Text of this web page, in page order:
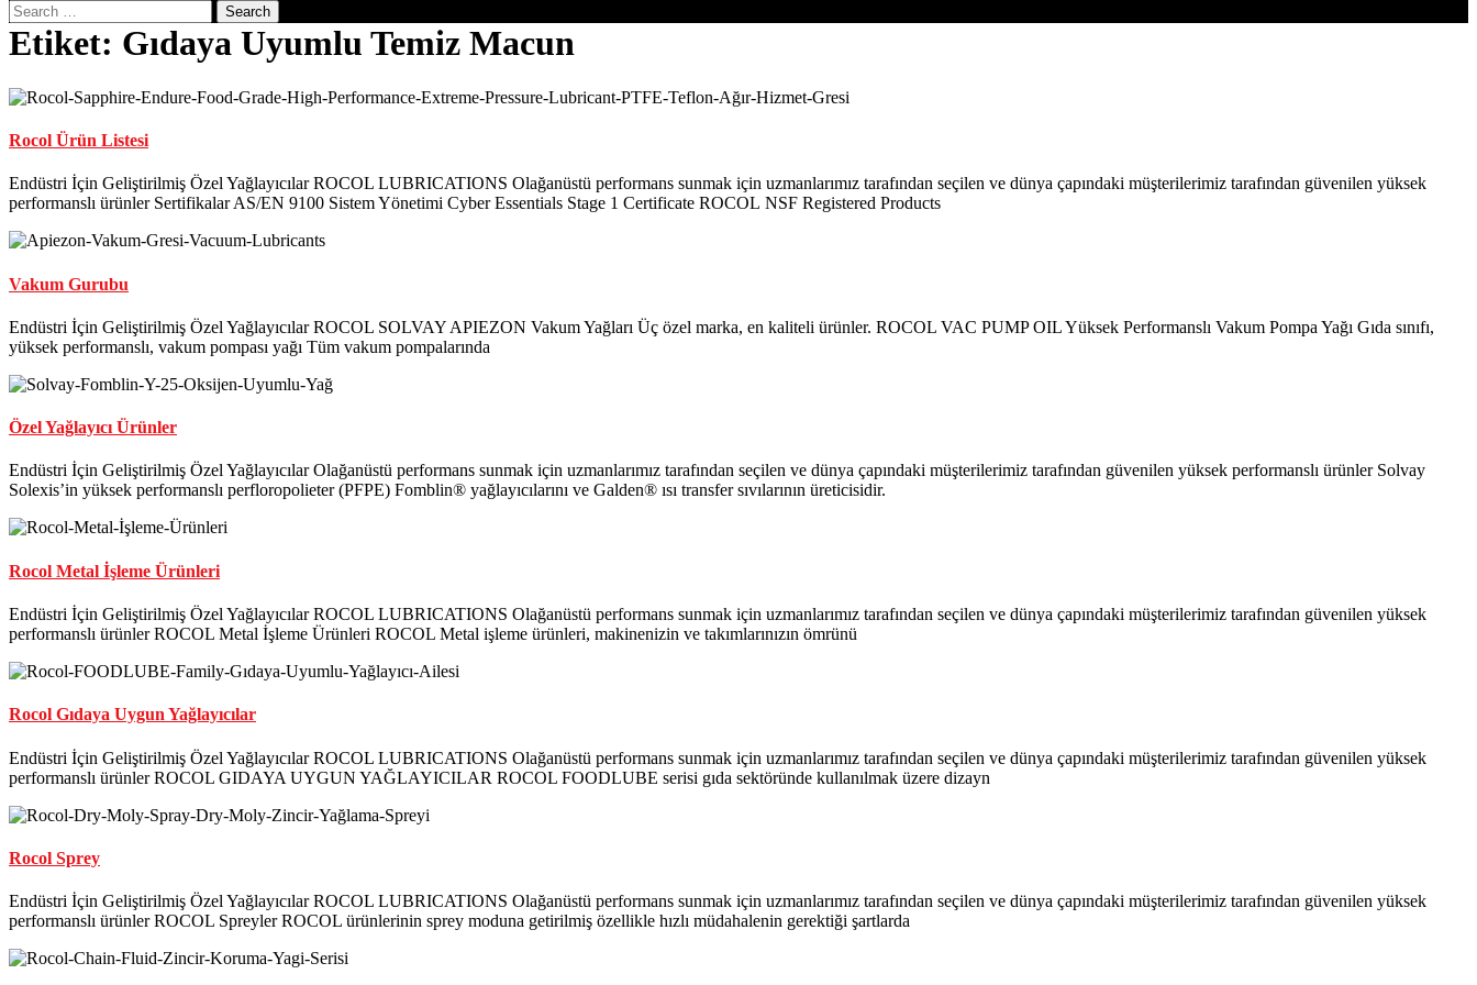
Close
Button
Search
Etiket: Gıdaya Uyumlu Temiz Macun
Rocol Ürün Listesi
Endüstri İçin Geliştirilmiş Özel Yağlayıcılar ROCOL LUBRICATIONS Olağanüstü performans sunmak için uzmanlarımız tarafından seçilen ve dünya çapındaki müşterilerimiz tarafından güvenilen yüksek
performanslı ürünler Sertifikalar AS/EN 9100 Sistem Yönetimi Cyber Essentials Stage 1 Certificate ROCOL NSF Registered Products
Vakum Gurubu
Endüstri İçin Geliştirilmiş Özel Yağlayıcılar ROCOL SOLVAY APIEZON Vakum Yağları Üç özel marka, en kaliteli ürünler. ROCOL VAC PUMP OIL Yüksek Performanslı Vakum Pompa Yağı Gıda sınıfı,
yüksek performanslı, vakum pompası yağı Tüm vakum pompalarında
Özel Yağlayıcı Ürünler
Endüstri İçin Geliştirilmiş Özel Yağlayıcılar Olağanüstü performans sunmak için uzmanlarımız tarafından seçilen ve dünya çapındaki müşterilerimiz tarafından güvenilen yüksek performanslı ürünler Solvay
Solexis’in yüksek performanslı perfloropolieter (PFPE) Fomblin® yağlayıcılarını ve Galden® ısı transfer sıvılarının üreticisidir.
Rocol Metal İşleme Ürünleri
Endüstri İçin Geliştirilmiş Özel Yağlayıcılar ROCOL LUBRICATIONS Olağanüstü performans sunmak için uzmanlarımız tarafından seçilen ve dünya çapındaki müşterilerimiz tarafından güvenilen yüksek
performanslı ürünler ROCOL Metal İşleme Ürünleri ROCOL Metal işleme ürünleri, makinenizin ve takımlarınızın ömrünü
Rocol Gıdaya Uygun Yağlayıcılar
Endüstri İçin Geliştirilmiş Özel Yağlayıcılar ROCOL LUBRICATIONS Olağanüstü performans sunmak için uzmanlarımız tarafından seçilen ve dünya çapındaki müşterilerimiz tarafından güvenilen yüksek
performanslı ürünler ROCOL GIDAYA UYGUN YAĞLAYICILAR ROCOL FOODLUBE serisi gıda sektöründe kullanılmak üzere dizayn
Rocol Sprey
Endüstri İçin Geliştirilmiş Özel Yağlayıcılar ROCOL LUBRICATIONS Olağanüstü performans sunmak için uzmanlarımız tarafından seçilen ve dünya çapındaki müşterilerimiz tarafından güvenilen yüksek
performanslı ürünler ROCOL Spreyler ROCOL ürünlerinin sprey moduna getirilmiş özellikle hızlı müdahalenin gerektiği şartlarda